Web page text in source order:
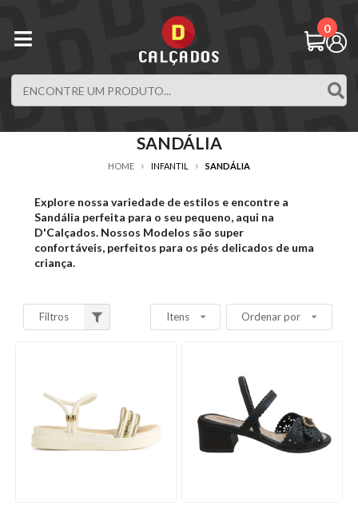
0
SANDÁLIA
HOME INFANTIL SANDÁLIA
Explore nossa variedade de estilos e encontre a
Sandália perfeita para o seu pequeno, aqui na
D'Calçados. Nossos Modelos são super
confortáveis, perfeitos para os pés delicados de uma
criança.
Filtros Itens Ordenar por